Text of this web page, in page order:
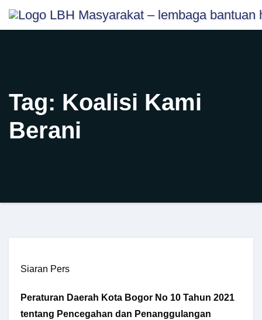
content
Skip
Tag: Koalisi Kami
Berani
Siaran Pers
Peraturan Daerah Kota Bogor No 10 Tahun 2021
tentang Pencegahan dan Penanggulangan